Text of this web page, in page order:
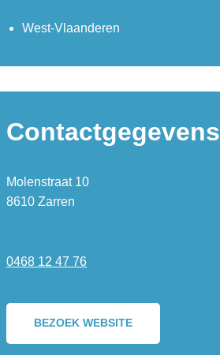
West-Vlaanderen
Contactgegevens
Molenstraat 10
8610 Zarren
0468 12 47 76
BEZOEK WEBSITE